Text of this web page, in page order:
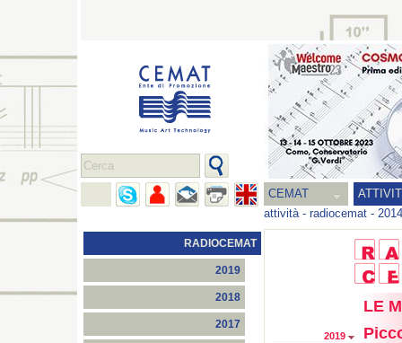
CEMAT
attività- radiocemat - 2014
RADIOCEMAT
2019
2018
2017
2019
LE